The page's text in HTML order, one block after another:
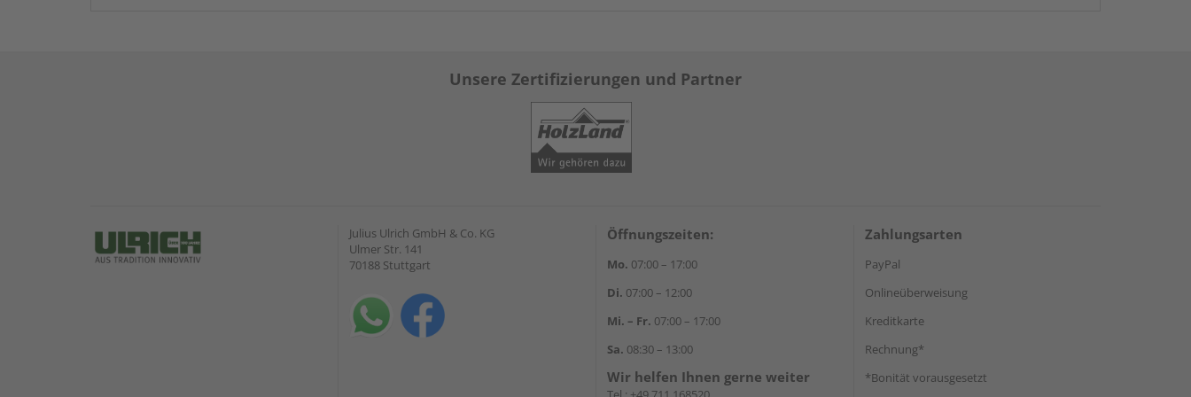
Unsere Zertifizierungen und Partner
Julius Ulrich GmbH & Co. KG
Ulmer Str. 141
70188 Stuttgart
Öffnungszeiten:
Mo. 07:00 – 17:00
Di. 07:00 – 12:00
Mi. – Fr. 07:00 – 17:00
Sa. 08:30 – 13:00
Wir helfen Ihnen gerne weiter
Zahlungsarten
PayPal
Onlineüberweisung
Kreditkarte
Rechnung*
*Bonität vorausgesetzt